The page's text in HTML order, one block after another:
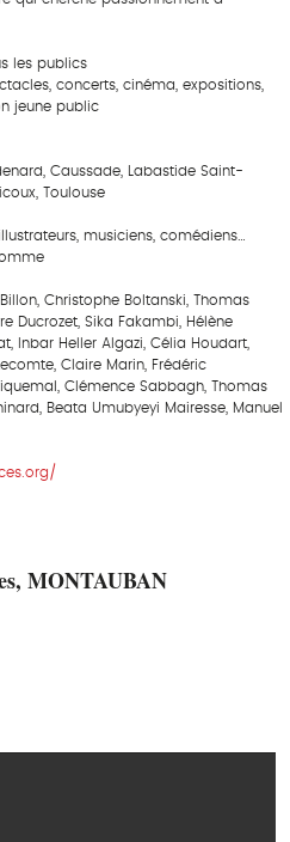
les publics
concerts, cinéma, expositions,
jeune public
Caussade, Labastide Saint-
Toulouse
musiciens, comédiens…
Christophe Boltanski, Thomas
Ducrozet, Sika Fakambi, Hélène
Inbar Heller Algazi, Célia Houdart,
Claire Marin, Frédéric
Clémence Sabbagh, Thomas
Beata Umubyeyi Mairesse, Manuel
MONTAUBAN